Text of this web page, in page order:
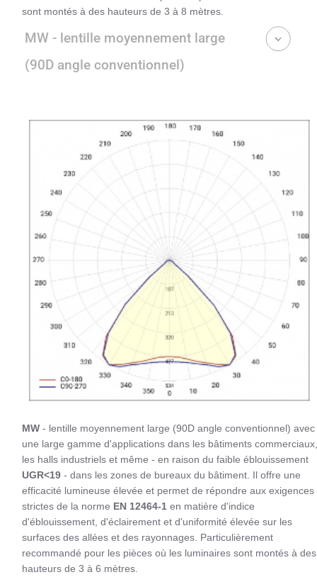
sont montés à des hauteurs de 3 à 8 mètres.
MW - lentille moyennement large
(90D angle conventionnel)
MW - lentille moyennement large (90D angle conventionnel) avec
une large gamme d'applications dans les bâtiments commerciaux,
les halls industriels et même - en raison du faible éblouissement
UGR<19 - dans les zones de bureaux du bâtiment. Il offre une
efficacité lumineuse élevée et permet de répondre aux exigences
strictes de la norme EN 12464-1 en matière d'indice
d'éblouissement, d'éclairement et d'uniformité élevée sur les
surfaces des allées et des rayonnages. Particulièrement
recommandé pour les pièces où les luminaires sont montés à des
hauteurs de 3 à 6 mètres.